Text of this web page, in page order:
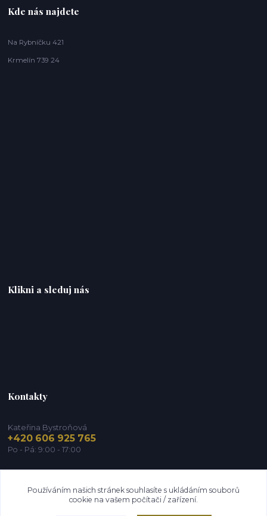
Kde nás najdete
Na Rybníčku 421
Krmelín 739 24
Klikni a sleduj nás
Kontakty
Kateřina Bystroňová
+420 606 925 765
Po - Pá: 9:00 - 17:00
Používáním našich stránek souhlasíte s ukládáním souborů
cookie na vašem počítači / zařízení.